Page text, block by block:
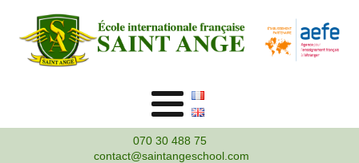
070 30 488 75
contact@saintangeschool.com